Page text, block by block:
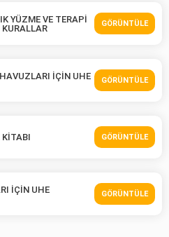
YÜZME VE TERAPİ
GÖRÜNTÜLE
İÇİN UHE
GÖRÜNTÜLE
KİTABI GÖRÜNTÜLE
İÇİN UHE
GÖRÜNTÜLE